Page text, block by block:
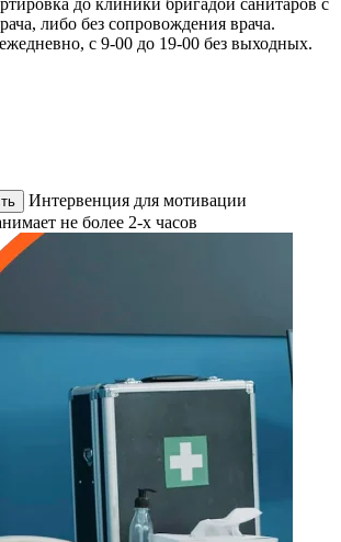
до клиники бригадой санитаров с
либо без сопровождения врача.
с 9-00 до 19-00 без выходных.
Интервенция для мотивации
не более 2-х часов